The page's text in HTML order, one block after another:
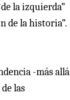
la izquierda”
de la historia”.
-más allá
las